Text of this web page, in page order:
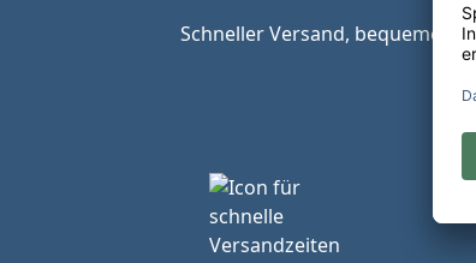
Schneller Versand, bequeme